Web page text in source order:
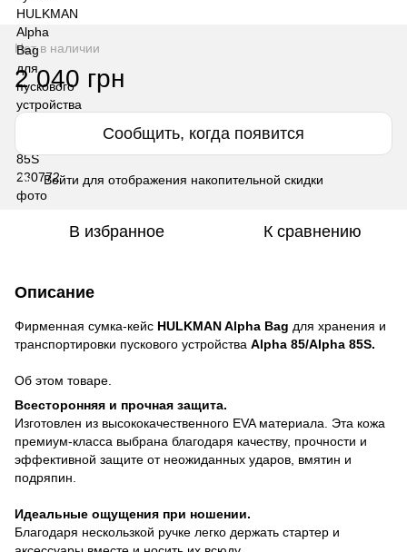
Нет в наличии
2 040 грн
Сообщить, когда появится
% Войти для отображения накопительной скидки
В избранное К сравнению
Описание
Фирменная сумка-кейс HULKMAN Alpha Bag для хранения и
транспортировки пускового устройства Alpha 85/Alpha 85S.
Об этом товаре.
Всесторонняя и прочная защита.
Изготовлен из высококачественного EVA материала. Эта кожа
премиум-класса выбрана благодаря качеству, прочности и
эффективной защите от неожиданных ударов, вмятин и
подряпин.
Идеальные ощущения при ношении.
Благодаря нескользкой ручке легко держать стартер и